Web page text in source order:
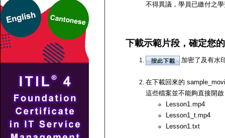
不得異議，學員已繳付之
下載示範片段，確定您
加密了及有水
在下載回來的
這些檔案並不能夠直接開
Lesson1.mp4
Lesson1_t.mp4
Lesson1.txt